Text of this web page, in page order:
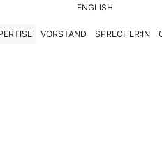
ENGLISH
VORSTAND SPRECHER:IN